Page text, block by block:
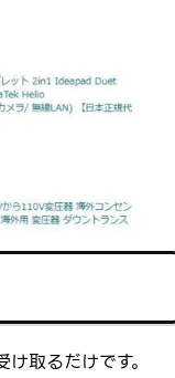
取るだけです。